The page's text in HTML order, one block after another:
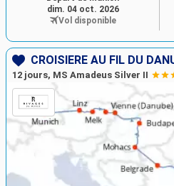
dim. 04 oct. 2026
Vol disponible
12 jours, MS Amadeus Silver II